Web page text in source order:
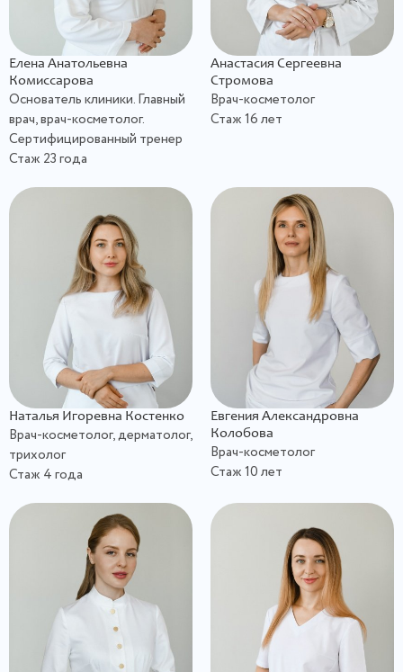
Елена Анатольевна
Комиссарова
Основатель клиники. Главный
врач, врач-косметолог.
Сертифицированный тренер
Стаж 23 года
Анастасия Сергеевна
Стромова
Врач-косметолог
Стаж 16 лет
Наталья Игоревна Костенко
Врач-косметолог, дерматолог,
трихолог
Стаж 4 года
Евгения Александровна
Колобова
Врач-косметолог
Стаж 10 лет